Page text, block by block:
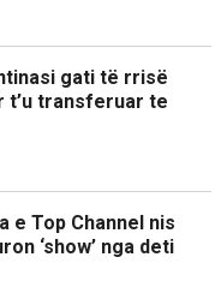
gati të rrisë
t’u transferuar te
e Top Channel nis
‘show’ nga deti